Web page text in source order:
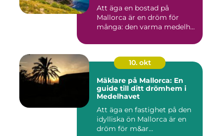
Att äga en bostad på
Mallorca är en dröm för
många: den varma medelh...
10. okt
Mäklare på Mallorca: En
guide till ditt drömhem i
Medelhavet
Att äga en fastighet på den
idylliska ön Mallorca är en
dröm för m&ar...